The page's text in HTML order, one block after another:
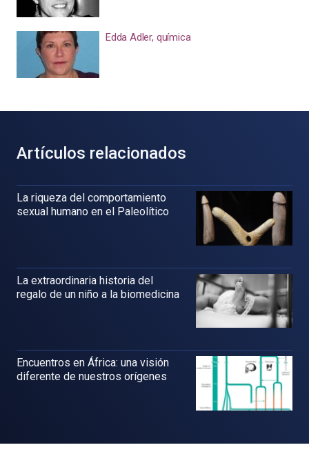
Edda Adler, química
Artículos relacionados
La riqueza del comportamiento
sexual humano en el Paleolítico
La extraordinaria historia del
regalo de un niño a la biomedicina
Encuentros en África: una visión
diferente de nuestros orígenes